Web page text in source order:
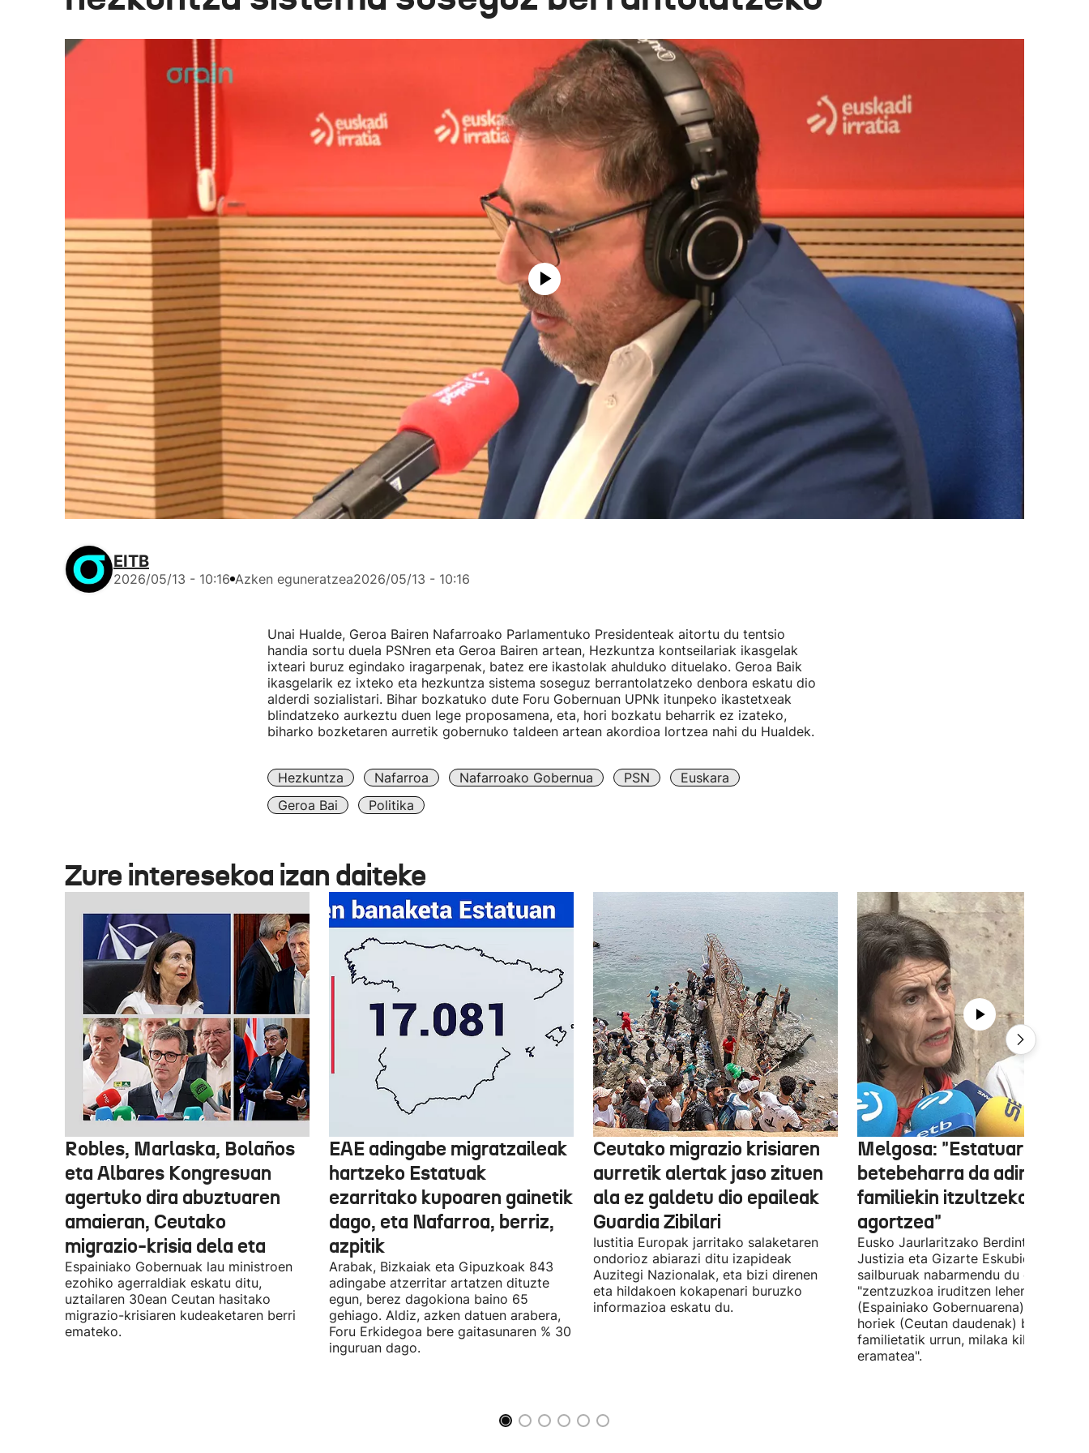
EITB
2026/05/13 - 10:16 Azken eguneratzea2026/05/13 - 10:16
Unai Hualde, Geroa Bairen Nafarroako Parlamentuko Presidenteak aitortu du tentsio
handia sortu duela PSNren eta Geroa Bairen artean, Hezkuntza kontseilariak ikasgelak
ixteari buruz egindako iragarpenak, batez ere ikastolak ahulduko dituelako. Geroa Baik
ikasgelarik ez ixteko eta hezkuntza sistema soseguz berrantolatzeko denbora eskatu dio
alderdi sozialistari. Bihar bozkatuko dute Foru Gobernuan UPNk itunpeko ikastetxeak
blindatzeko aurkeztu duen lege proposamena, eta, hori bozkatu beharrik ez izateko,
biharko bozketaren aurretik gobernuko taldeen artean akordioa lortzea nahi du Hualdek.
Hezkuntza Nafarroa Nafarroako Gobernua PSN
Euskara
Geroa Bai
Politika
Zure interesekoa izan daiteke
Robles, Marlaska, Bolaños
eta Albares Kongresuan
agertuko dira abuztuaren
amaieran, Ceutako
migrazio-krisia dela eta
Espainiako Gobernuak lau ministroen
ezohiko agerraldiak eskatu ditu,
uztailaren 30ean Ceutan hasitako
migrazio-krisiaren kudeaketaren berri
emateko.
EAE adingabe migratzaileak
hartzeko Estatuak
ezarritako kupoaren gainetik
dago, eta Nafarroa, berriz,
azpitik
Arabak, Bizkaiak eta Gipuzkoak 843
adingabe atzerritar artatzen dituzte
egun, berez dagokiona baino 65
gehiago. Aldiz, azken datuen arabera,
Foru Erkidegoa bere gaitasunaren % 30
inguruan dago.
Ceutako migrazio krisiaren
aurretik alertak jaso zituen
ala ez galdetu dio epaileak
Guardia Zibilari
Iustitia Europak jarritako salaketaren
ondorioz abiarazi ditu izapideak
Auzitegi Nazionalak, eta bizi direnen
eta hildakoen kokapenari buruzko
informazioa eskatu du.
Melgosa: "Estatuaren
betebeharra da
familiekin itzultzeko bideak
agortzea"
Eusko Jaurlaritzako Berdintasun,
Justizia eta Gizarte Eskubideetako
sailburuak nabarmendu du ez zaiola
"zentzuzkoa iruditzen lehen
(Espainiako Gobernuarena) adingabe
horiek (Ceutan daudenak) beren
familietatik urrun, milaka
eramatea".